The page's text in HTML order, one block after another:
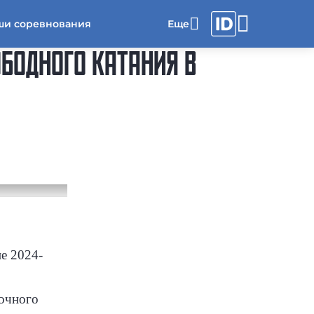
соревнования
КАТАНИЯ В
2024-